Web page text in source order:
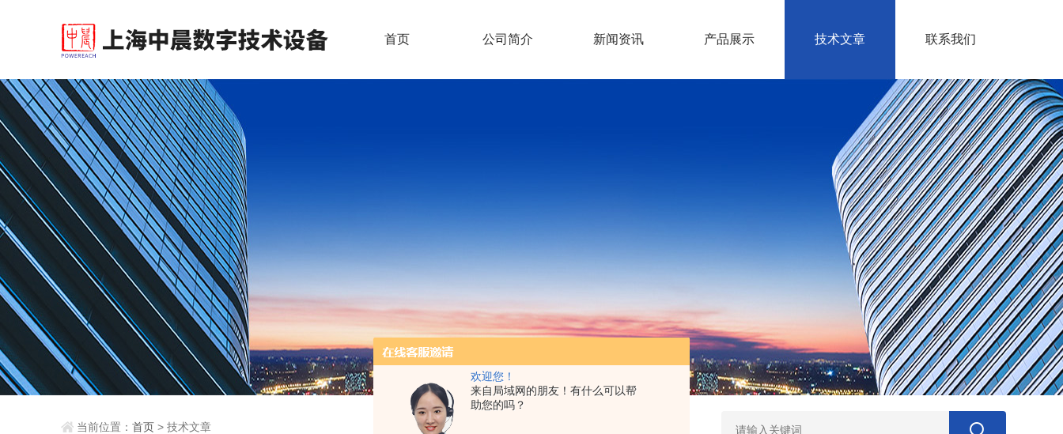
欢迎您！
来自局域网的朋友！有什么可以帮
助您的吗？
首页 公司简介 新闻资讯 产品展示 技术文章 联系我们
当前位置： 首页 > 技术文章